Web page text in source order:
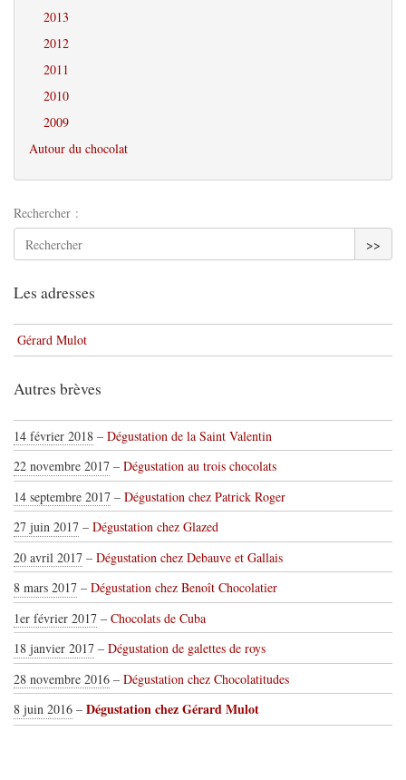
2013
2012
2011
2010
2009
Autour du chocolat
Rechercher :
>>
Les adresses
Gérard Mulot
Autres brèves
14 février 2018 – Dégustation de la Saint Valentin
22 novembre 2017 – Dégustation au trois chocolats
14 septembre 2017 – Dégustation chez Patrick Roger
27 juin 2017 – Dégustation chez Glazed
20 avril 2017 – Dégustation chez Debauve et Gallais
8 mars 2017 – Dégustation chez Benoît Chocolatier
1er février 2017 – Chocolats de Cuba
18 janvier 2017 – Dégustation de galettes de roys
28 novembre 2016 – Dégustation chez Chocolatitudes
8 juin 2016 – Dégustation chez Gérard Mulot